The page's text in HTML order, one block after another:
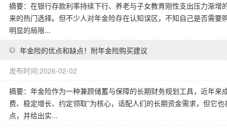
摘要：在银行存款利率持续下行、养老与子女教育刚性支出压力渐
来的热门选择。但不少人对年金险存在认知误区，不知自己是否需
明显的局限...
年金险的优点和缺点！附年金险购买建议
发布时间:2026-02-02
摘要：年金险作为一种兼顾储蓄与保障的长期财务规划工具，近年来
费、稳定增长、约定领取”为核心，适配人们的长期资金需求，但它
点，并给出实...